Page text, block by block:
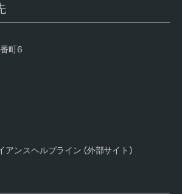
町6
アンスヘルプライン (外部サイト)